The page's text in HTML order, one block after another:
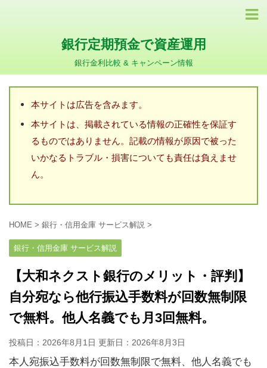
銀行定期預金で資産運用
銀行金利比較 & キャンペーン情報
本サイトは広告を含みます。
本サイトは、掲載されている情報の正確性を保証す
るものではありません。記載の情報が原因で被った
いかなるトラブル・損害についても責任は負えませ
ん。
HOME > 銀行・信用金庫 サービス解説 >
銀行・信用金庫 サービス解説
【大和ネクスト銀行のメリット・評判】
自分宛なら他行振込手数料が回数無制限
で無料。他人名義でも月3回無料。
投稿日：2026年8月1日 更新日： 2026年8月3日
本人宛振込手数料が回数無制限で無料、他人名義でも